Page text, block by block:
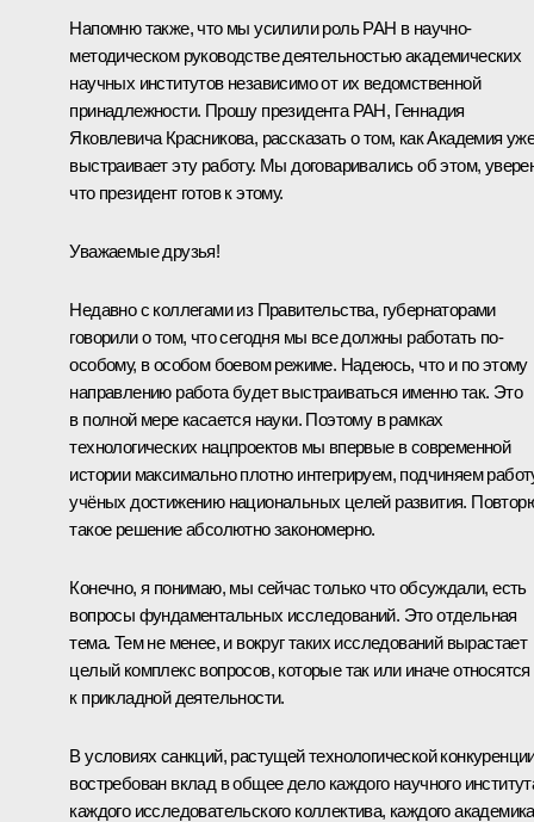
Напомню также, что мы усилили роль РАН в научно-
методическом руководстве деятельностью академических
научных институтов независимо от их ведомственной
принадлежности. Прошу президента РАН, Геннадия
Яковлевича Красникова, рассказать о том, как Академия
выстраивает эту работу. Мы договаривались об этом,
что президент готов к этому.
Уважаемые друзья!
Недавно с коллегами из Правительства, губернаторами
говорили о том, что сегодня мы все должны работать по-
особому, в особом боевом режиме. Надеюсь, что и по этому
направлению работа будет выстраиваться именно так. Это
в полной мере касается науки. Поэтому в рамках
технологических нацпроектов мы впервые в современной
истории максимально плотно интегрируем, подчиняем
учёных достижению национальных целей развития.
такое решение абсолютно закономерно.
Конечно, я понимаю, мы сейчас только что обсуждали, есть
вопросы фундаментальных исследований. Это отдельная
тема. Тем не менее, и вокруг таких исследований вырастает
целый комплекс вопросов, которые так или иначе относятся
к прикладной деятельности.
В условиях санкций, растущей технологической
востребован вклад в общее дело каждого научного
каждого исследовательского коллектива, каждого